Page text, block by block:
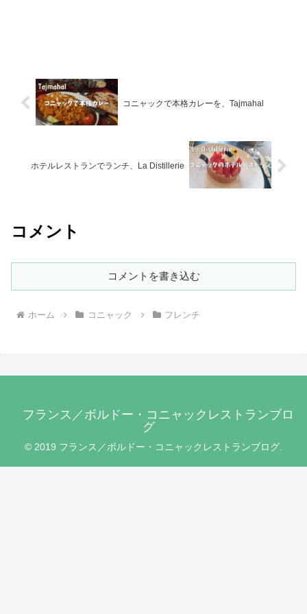
コニャックで本格カレーを、Tajmahal
ホテルレストランでランチ、La Distillerie
コメント
コメントを書き込む
ホーム コニャック フレンチ
フランス／ボルドー・コニャックレストランブロ
グ
© 2019 フランス／ボルドー・コニャックレストランブログ.